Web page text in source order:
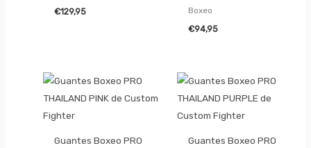
€129,95 Boxeo
€94,95
Guantes Boxeo PRO
Guantes Boxeo PRO